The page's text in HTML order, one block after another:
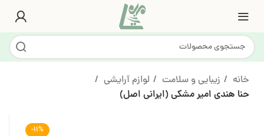
خانه زیبایی و سلامت
لوازم آرایشی
حنا هندی امیر مشکی (ایرانی اصل)
-11%